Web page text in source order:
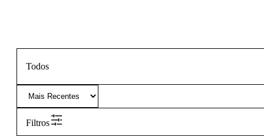
Todos
Filtros